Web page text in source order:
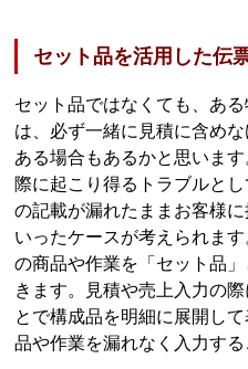
セット品を活用した伝
セット品ではなくても、あ
は、必ず一緒に見積に含め
ある場合もあるかと思いま
際に起こり得るトラブルと
の記載が漏れたままお客様
いったケースが考えられま
の商品や作業を「セット品
きます。見積や売上入力の
とで構成品を明細に展開し
品や作業を漏れなく入力する